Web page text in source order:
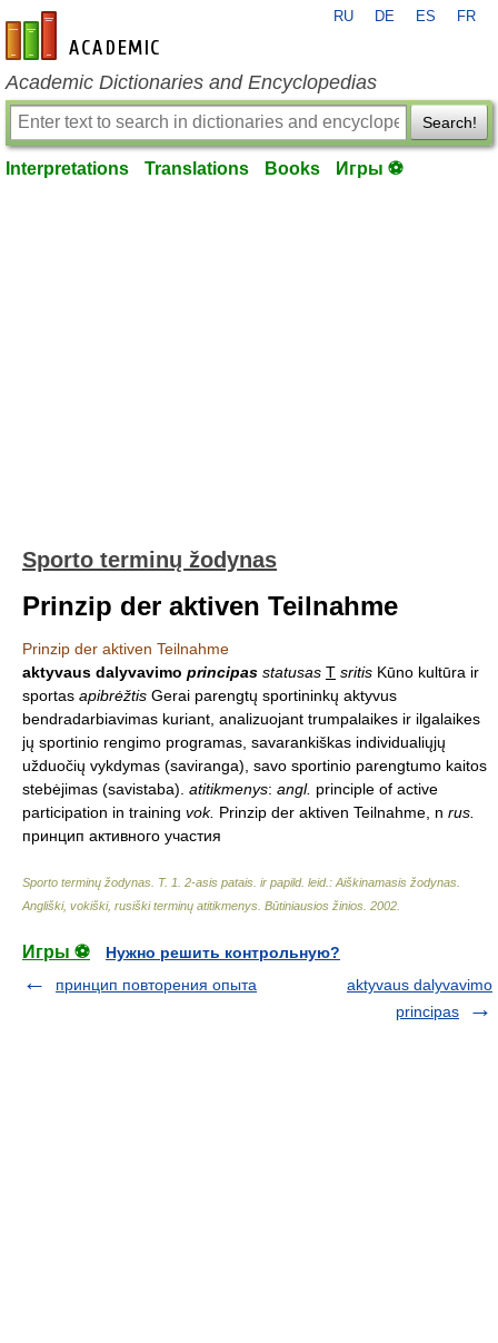
en-academic.com
RU DE ES FR
Academic Dictionaries and Encyclopedias
Search!
Interpretations Translations Books Игры ⚽
Sporto terminų žodynas
Prinzip der aktiven Teilnahme
Prinzip der aktiven Teilnahme
aktyvaus dalyvavimo principas statusas T sritis Kūno kultūra ir
sportas apibrėžtis Gerai parengtų sportininkų aktyvus
bendradarbiavimas kuriant, analizuojant trumpalaikes ir ilgalaikes
jų sportinio rengimo programas, savarankiškas individualiųjų
užduočių vykdymas (saviranga), savo sportinio parengtumo kaitos
stebėjimas (savistaba). atitikmenys: angl. principle of active
participation in training vok. Prinzip der aktiven Teilnahme, n rus.
принцип активного участия
Sporto terminų žodynas. T. 1. 2-asis patais. ir papild. leid.: Aiškinamasis žodynas.
Angliški, vokiški, rusiški terminų atitikmenys. Būtiniausios žinios 2002
Игры ⚽
Нужно решить контрольную?
принцип повторения опыта
aktyvaus dalyvavimo
principas